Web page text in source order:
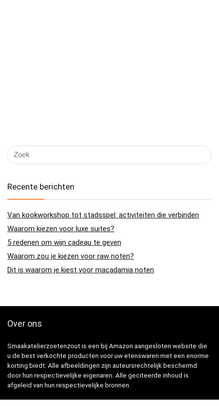
Recente berichten
Van kookworkshop tot stadsspel: activiteiten die verbinden
Waarom kiezen voor luxe suites?
5 redenen om wijn cadeau te geven
Waarom zou je kiezen voor raw noten?
Dit is waarom je kiest voor macadamia noten
Over ons
Smaakatelierzoetenzout is een bij Amazon aangesloten website die
u de best verkochte producten voor uw etenswaren met een enorme
korting biedt. Alle afbeeldingen zijn auteursrechtelijk beschermd
door hun respectievelijke eigenaren. Alle geciteerde inhoud is
afgeleid van hun respectievelijke bronnen.